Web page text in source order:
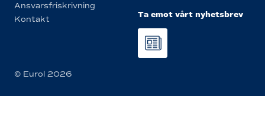
Ansvarsfriskrivning
Kontakt
Ta emot vårt nyhetsbrev
© Eurol 2026